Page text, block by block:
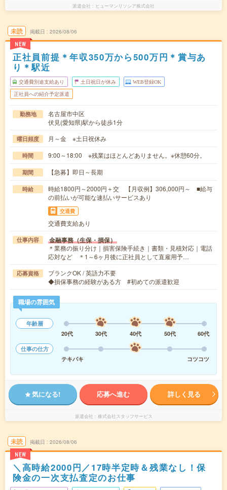
派遣会社 ヒューマンリソシア株式会社
未読
NEW
掲載日 2026/08/06
正社員前提＊年収350万から500万円＊賞与あ
り＊駅近
交通費別途支給あり 土日祝日が休み WEB登録OK
正社員への紹介予定派遣
勤務地
名古屋市中区
伏見(愛知県)駅から徒歩1分
曜日頻度 月～金 ※土日祝休み
時間 9:00～18:00 ※残業はほとんどありません。※休憩60分。
期間 【急募】即日～長期
時給
時給1800円～2000円＋交 【月収例】306,000円～ ■給与
の前払いが可能な速払いサービスあり
交通費
交通費支給あり
仕事内容 金融事務（生保・損保）
＊業務の振り分け｜損害保険手続き｜書類・見積対応｜電話
応対など ＊1～6ヶ月後に正社員として直雇用予…
応募資格
ブランクOK / 英語力不要
◆損保事務の経験がある方 #初めての派遣歓迎
職場の雰囲気
年齢層
20代
30代 40代 50代
60代
仕事の仕方
テキパキ
コツコツ
気になる! 応募へ進む 詳しく見る
派遣会社 株式会社スタッフサービス
未読
NEW
掲載日 2026/08/06
＼高時給2000円／17時半定時＆残業なし！保
険金の一次支払査定のお仕事